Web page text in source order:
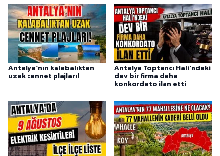
Antalya’nın kalabalıktan
uzak cennet plajları!
Antalya Toptancı Hali’ndeki
dev bir firma daha
konkordato ilan etti